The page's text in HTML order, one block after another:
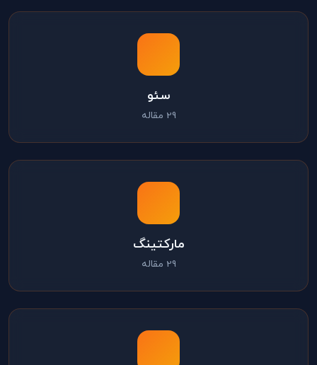
سئو
29 مقاله
مارکتینگ
29 مقاله